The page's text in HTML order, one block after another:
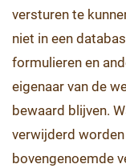
versturen te
niet in een
formulieren en
eigenaar van de
bewaard blijven.
verwijderd
bovengenoemde